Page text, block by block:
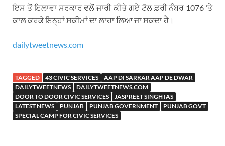
ਇਸ ਤੋਂ ਇਲਾਵਾ ਸਰਕਾਰ ਵਲੋਂ ਜਾਰੀ ਕੀਤੇ ਗਏ ਟੋਲ ਫ਼ਰੀ ਨੰਬਰ 1076 ’ਤੇ
ਕਾਲ ਕਰਕੇ ਇਨ੍ਹਾਂ ਸਕੀਮਾਂ ਦਾ ਲਾਹਾ ਲਿਆ ਜਾ ਸਕਦਾ ਹੈ।
dailytweetnews.com
TAGGED 43 CIVIC SERVICES
AAP DI SARKAR AAP DE DWAR
DAILYTWEETNEWS
DAILYTWEETNEWS.COM
DOOR TO DOOR CIVIC SERVICES
JASPREET SINGH IAS
LATEST NEWS
PUNJAB PUNJAB GOVERNMENT
PUNJAB GOVT
SPECIAL CAMP FOR CIVIC SERVICES